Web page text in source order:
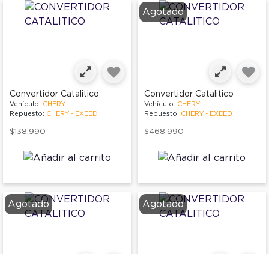
Convertidor Catalitico
Vehículo: CHERY
Repuesto: CHERY - EXEED
$138.990
Agotado
Convertidor Catalitico
Vehículo: CHERY
Repuesto: CHERY - EXEED
$468.990
Agotado Agotado